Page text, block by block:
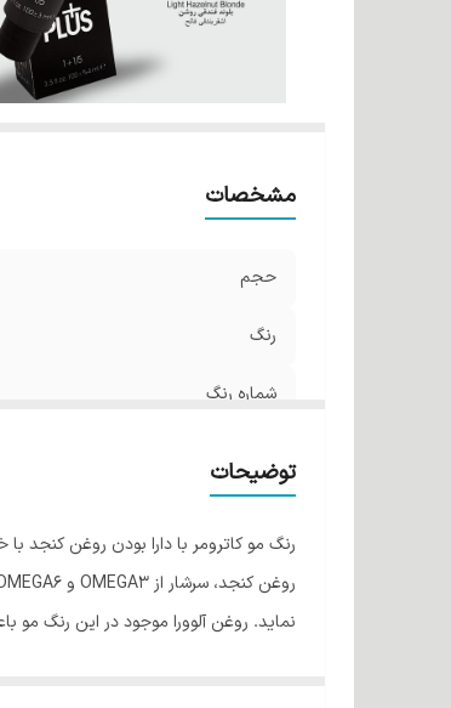
مشخصات
حجم
رنگ
شماره رنگ
توضیحات
رنگ مو کاترومر با دارا بودن روغن کنجد
نماید. روغن آلوورا موجود در این رنگ